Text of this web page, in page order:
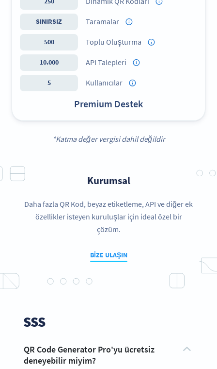
SINIRSIZ Taramalar
500 Toplu Oluşturma
10.000 API Talepleri
5 Kullanıcılar
Premium Destek
*Katma değer vergisi dahil değildir
Kurumsal
Daha fazla QR Kod, beyaz etiketleme, API ve diğer ek
özellikler isteyen kuruluşlar için ideal özel bir
çözüm.
BIZE ULAŞIN
SSS
QR Code Generator Pro'yu ücretsiz
deneyebilir miyim?